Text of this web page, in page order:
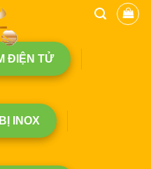
ĐIỆN TỬ
INOX